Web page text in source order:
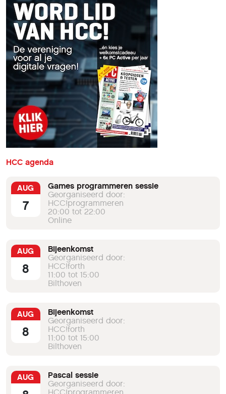
HCC agenda
AUG
7
Games programmeren sessie
Georganiseerd door:
HCC!programmeren
20:00 tot 22:00
Online
AUG
8
Bijeenkomst
Georganiseerd door:
HCC!forth
11:00 tot 15:00
Bilthoven
AUG
8
Bijeenkomst
Georganiseerd door:
HCC!forth
11:00 tot 15:00
Bilthoven
AUG
Pascal sessie
Georganiseerd door: